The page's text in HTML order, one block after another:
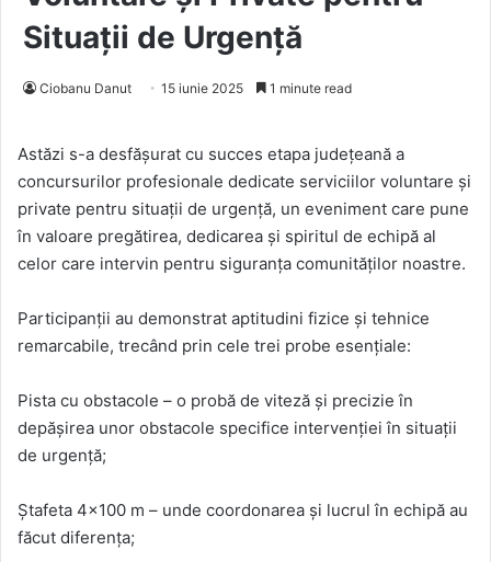
Situații de Urgență
Ciobanu Danut 15 iunie 2025 1 minute read
Astăzi s-a desfășurat cu succes etapa județeană a
concursurilor profesionale dedicate serviciilor voluntare și
private pentru situații de urgență, un eveniment care pune
în valoare pregătirea, dedicarea și spiritul de echipă al
celor care intervin pentru siguranța comunităților noastre.
Participanții au demonstrat aptitudini fizice și tehnice
remarcabile, trecând prin cele trei probe esențiale:
Pista cu obstacole – o probă de viteză și precizie în
depășirea unor obstacole specifice intervenției în situații
de urgență;
Ștafeta 4×100 m – unde coordonarea și lucrul în echipă au
făcut diferența;